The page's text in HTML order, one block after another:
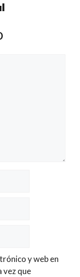
y web en
vez que